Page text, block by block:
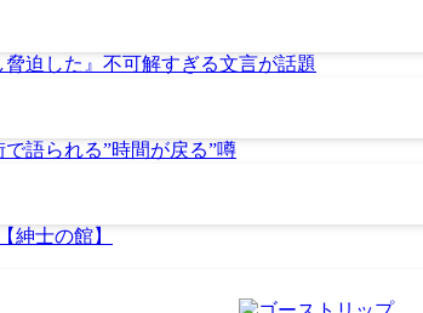
迫した』不可解すぎる文言が話題
語られる”時間が戻る”噂
紳士の館】